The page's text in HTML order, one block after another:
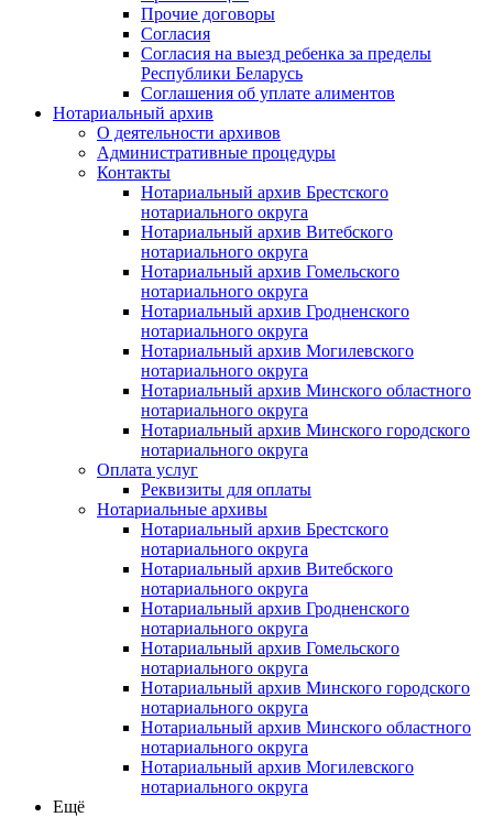
Прочие договоры
Согласия
Согласия на выезд ребенка за пределы
Республики Беларусь
Соглашения об уплате алиментов
Нотариальный архив
О деятельности архивов
Административные процедуры
Контакты
Нотариальный архив Брестского
нотариального округа
Нотариальный архив Витебского
нотариального округа
Нотариальный архив Гомельского
нотариального округа
Нотариальный архив Гродненского
нотариального округа
Нотариальный архив Могилевского
нотариального округа
Нотариальный архив Минского областного
нотариального округа
Нотариальный архив Минского городского
нотариального округа
Оплата услуг
Реквизиты для оплаты
Нотариальные архивы
Нотариальный архив Брестского
нотариального округа
Нотариальный архив Витебского
нотариального округа
Нотариальный архив Гродненского
нотариального округа
Нотариальный архив Гомельского
нотариального округа
Нотариальный архив Минского городского
нотариального округа
Нотариальный архив Минского областного
нотариального округа
Нотариальный архив Могилевского
нотариального округа
Ещё